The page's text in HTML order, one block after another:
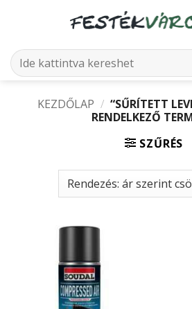
Keresés
a
KEZDŐLAP / “SŰRÍTETT
RENDELKEZŐ
SZŰRÉS